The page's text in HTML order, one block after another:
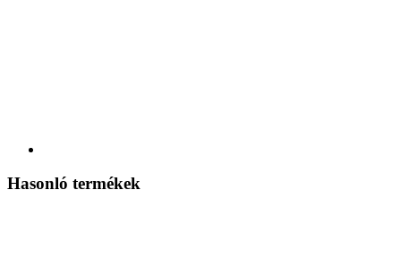
Hasonló termékek